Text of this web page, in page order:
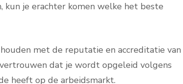
kun je erachter komen welke het beste
met de reputatie en accreditatie van
dat je wordt opgeleid volgens
heeft op de arbeidsmarkt.